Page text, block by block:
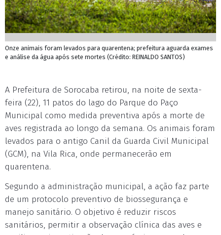
Onze animais foram levados para quarentena; prefeitura aguarda exames
e análise da água após sete mortes (Crédito: REINALDO SANTOS)
A Prefeitura de Sorocaba retirou, na noite de sexta-
feira (22), 11 patos do lago do Parque do Paço
Municipal como medida preventiva após a morte de
aves registrada ao longo da semana. Os animais foram
levados para o antigo Canil da Guarda Civil Municipal
(GCM), na Vila Rica, onde permanecerão em
quarentena.
Segundo a administração municipal, a ação faz parte
de um protocolo preventivo de biossegurança e
manejo sanitário. O objetivo é reduzir riscos
sanitários, permitir a observação clínica das aves e